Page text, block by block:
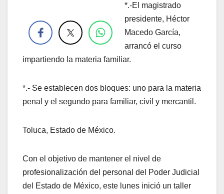
*.-El magistrado
presidente, Héctor
Macedo García,
arrancó el curso
impartiendo la materia familiar.
*.- Se establecen dos bloques: uno para la materia
penal y el segundo para familiar, civil y mercantil.
Toluca, Estado de México.
Con el objetivo de mantener el nivel de
profesionalización del personal del Poder Judicial
del Estado de México, este lunes inició un taller